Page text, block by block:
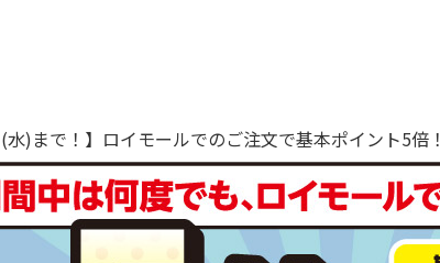
(水)まで！】ロイモールでのご注文で基本ポイント5倍！